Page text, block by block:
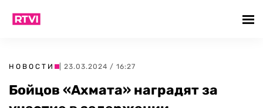
НОВОСТИ | 23.03.2024 / 16:27
Бойцов «Ахмата» наградят за